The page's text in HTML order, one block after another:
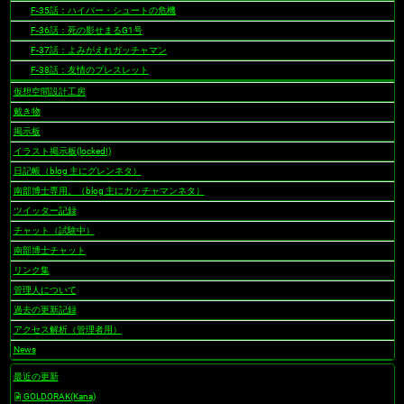
F-35話：ハイパー・シュートの危機
F-36話：死の影せまるG1号
F-37話：よみがえれガッチャマン
F-38話：友情のブレスレット
仮想空間設計工房
戴き物
掲示板
イラスト掲示板(locked!)
日記帳（blog 主にグレンネタ）
南部博士専用。（blog 主にガッチャマンネタ）
ツイッター記録
チャット（試験中）
南部博士チャット
リンク集
管理人について
過去の更新記録
アクセス解析（管理者用）
News
最近の更新
GOLDORAK(Kana)